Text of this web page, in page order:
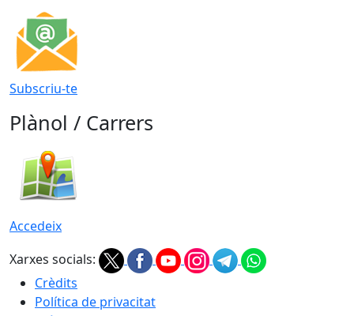
Subscriu-te
Plànol / Carrers
Accedeix
Xarxes socials:
Crèdits
Política de privacitat